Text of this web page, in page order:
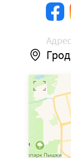
Адрес